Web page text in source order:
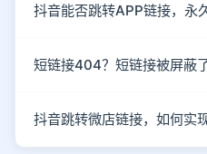
抖音能否跳转APP链接，永
短链接404？短链接被屏蔽
抖音跳转微店链接，如何实